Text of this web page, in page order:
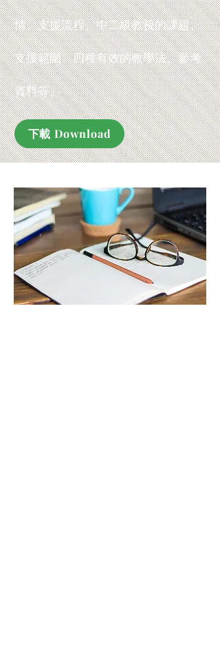
情、支援流程、中二級教授的課題、
支援範圍、四種有效的教學法、參考
資料等。
下載 Download